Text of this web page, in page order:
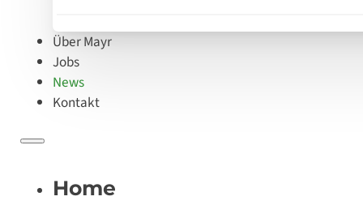
Über Mayr
Jobs
News
Kontakt
Home